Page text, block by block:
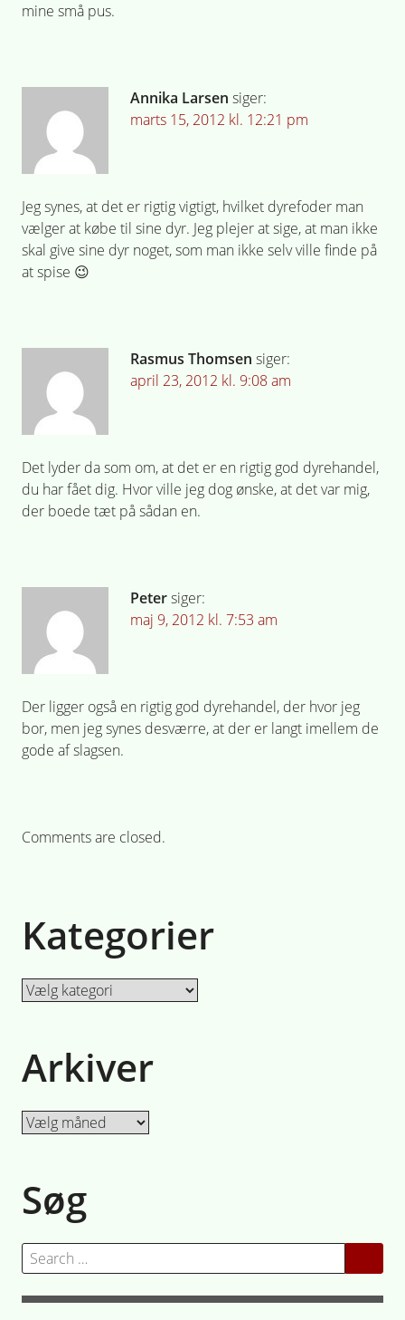
mine små pus.
Annika Larsen siger:
marts 15, 2012 kl. 12:21 pm
Jeg synes, at det er rigtig vigtigt, hvilket dyrefoder man
vælger at købe til sine dyr. Jeg plejer at sige, at man ikke
skal give sine dyr noget, som man ikke selv ville finde på
at spise 😉
Rasmus Thomsen siger:
april 23, 2012 kl. 9:08 am
Det lyder da som om, at det er en rigtig god dyrehandel,
du har fået dig. Hvor ville jeg dog ønske, at det var mig,
der boede tæt på sådan en.
Petersiger:
maj 9, 2012 kl. 7:53 am
Der ligger også en rigtig god dyrehandel, der hvor jeg
bor, men jeg synes desværre, at der er langt imellem de
gode af slagsen.
Comments are closed.
Kategorier
Kategorier
Arkiver
Arkiver
Søg
Search
for: